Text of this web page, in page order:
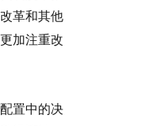
革和其他
加注重改
置中的决